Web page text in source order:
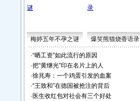
梅婷五年不孕之谜 爆笑熊猫烧香语录
·“晒工资”如此流行的原因
·把“黄继光”印在名片上的人
·徐兆寿：一个鸡蛋引发的血案
·“王致和”在德国被抢注的背后
· 医生收红包对社会有三个好处